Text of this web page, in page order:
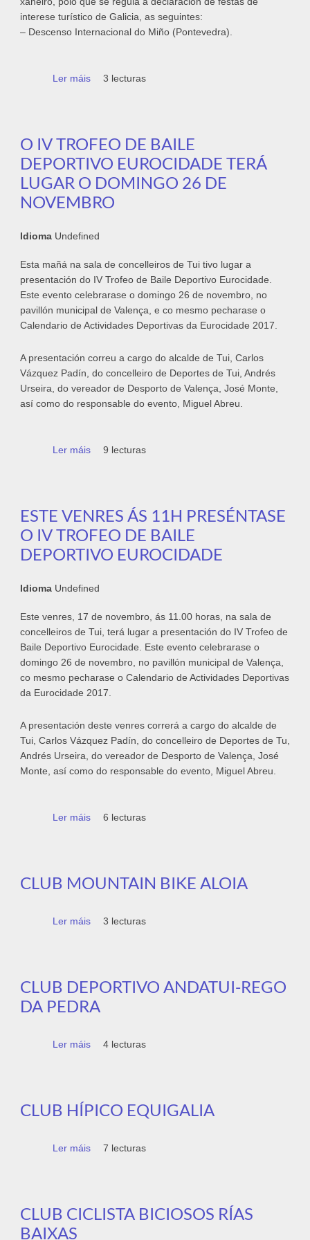
interese turístico de Galicia, as seguintes:
– Descenso Internacional do Miño (Pontevedra).
Ler máis acerca de Declaración Descenso do Miño
3 lecturas
O IV TROFEO DE BAILE
DEPORTIVO EUROCIDADE TERÁ
LUGAR O DOMINGO 26 DE
NOVEMBRO
Idioma Undefined
Esta mañá na sala de concelleiros de Tui tivo lugar a
presentación do IV Trofeo de Baile Deportivo Eurocidade.
Este evento celebrarase o domingo 26 de novembro, no
pavillón municipal de Valença, e co mesmo pecharase o
Calendario de Actividades Deportivas da Eurocidade 2017.
A presentación correu a cargo do alcalde de Tui, Carlos
Vázquez Padín, do concelleiro de Deportes de Tui, Andrés
Urseira, do vereador de Desporto de Valença, José Monte,
así como do responsable do evento, Miguel Abreu.
Ler máis acerca de O IV Trofeo de Baile Deportivo
9 lecturas
ESTE VENRES ÁS 11H PRESÉNTASE
O IV TROFEO DE BAILE
DEPORTIVO EUROCIDADE
Idioma Undefined
Este venres, 17 de novembro, ás 11.00 horas, na sala de
concelleiros de Tui, terá lugar a presentación do IV Trofeo de
Baile Deportivo Eurocidade. Este evento celebrarase o
domingo 26 de novembro, no pavillón municipal de Valença,
co mesmo pecharase o Calendario de Actividades Deportivas
da Eurocidade 2017.
A presentación deste venres correrá a cargo do alcalde de
Tui, Carlos Vázquez Padín, do concelleiro de Deportes de Tu,
Andrés Urseira, do vereador de Desporto de Valença, José
Monte, así como do responsable do evento, Miguel Abreu.
Ler máis acerca de Este venres ás 11h preséntase o
6 lecturas
CLUB MOUNTAIN BIKE ALOIA
Ler máis acerca de Club Mountain Bike Aloia
3 lecturas
CLUB DEPORTIVO ANDATUI-REGO
DA PEDRA
Ler máis acerca de Club Deportivo Andatui-Rego da
4 lecturas
CLUB HÍPICO EQUIGALIA
Ler máis acerca de Club Hípico Equigalia
7 lecturas
CLUB CICLISTA BICIOSOS RÍAS
BAIXAS